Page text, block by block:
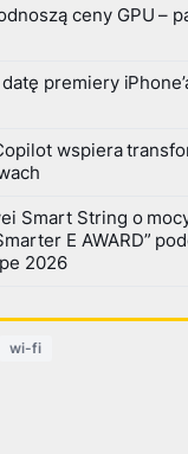
ceny GPU –
premiery
wspiera
Smart String o
E AWARD”
2026
wi-fi